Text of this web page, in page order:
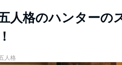
人格のハンターの
人格